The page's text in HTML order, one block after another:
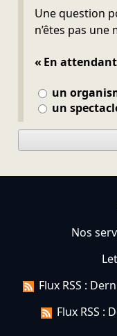
Une question
n’êtes pas une
« En
un
un
Ne pas remplir
Nos
Flux RSS :
Flux RSS :